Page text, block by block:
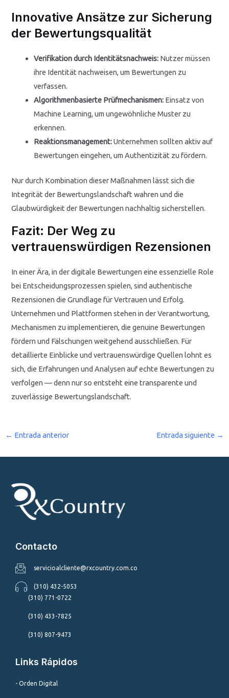
Innovative Ansätze zur Sicherung
der Bewertungsqualität
Verifikation durch Identitätsnachweis: Nutzer müssen
ihre Identität nachweisen, um Bewertungen zu
verfassen.
Algorithmenbasierte Prüfmechanismen: Einsatz von
Machine Learning, um ungewöhnliche Muster zu
erkennen.
Reaktionsmanagement:Unternehmen sollten aktiv auf
Bewertungen eingehen, um Authentizität zu fördern.
Nur durch Kombination dieser Maßnahmen lässt sich die
Integrität der Bewertungslandschaft wahren und die
Glaubwürdigkeit der Bewertungen nachhaltig sicherstellen.
Fazit: Der Weg zu
vertrauenswürdigen Rezensionen
In einer Ära, in der digitale Bewertungen eine essenzielle Role
bei Entscheidungsprozessen spielen, sind authentische
Rezensionen die Grundlage für Vertrauen und Erfolg.
Unternehmen und Plattformen stehen in der Verantwortung,
Mechanismen zu implementieren, die genuine Bewertungen
fördern und Fälschungen weitgehend ausschließen. Für
detaillierte Einblicke und vertrauenswürdige Quellen lohnt es
sich, die Erfahrungen und Analysen auf echte Bewertungen zu
verfolgen — denn nur so entsteht eine transparente und
zuverlässige Bewertungslandschaft.
← Entrada anterior Entrada siguiente →
Contacto
servicioalcliente@rxcountry.com.co
(310) 432-5053
(310) 771-0722
(310) 433-7825
(310) 807-9473
Links Rápidos
- Orden Digital